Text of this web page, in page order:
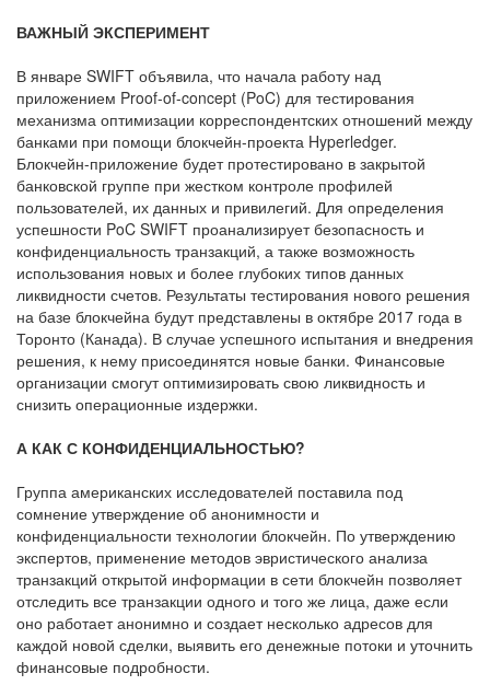
ВАЖНЫЙ ЭКСПЕРИМЕНТ
В январе SWIFT объявила, что начала работу над
приложением Proof-of-concept (PoC) для тестирования
механизма оптимизации корреспондентских отношений между
банками при помощи блокчейн-проекта Hyperledger.
Блокчейн-приложение будет протестировано в закрытой
банковской группе при жестком контроле профилей
пользователей, их данных и привилегий. Для определения
успешности PoC SWIFT проанализирует безопасность и
конфиденциальность транзакций, а также возможность
использования новых и более глубоких типов данных
ликвидности счетов. Результаты тестирования нового решения
на базе блокчейна будут представлены в октябре 2017 года в
Торонто (Канада). В случае успешного испытания и внедрения
решения, к нему присоединятся новые банки. Финансовые
организации смогут оптимизировать свою ликвидность и
снизить операционные издержки.
А КАК С КОНФИДЕНЦИАЛЬНОСТЬЮ?
Группа американских исследователей поставила под
сомнение утверждение об анонимности и
конфиденциальности технологии блокчейн. По утверждению
экспертов, применение методов эвристического анализа
транзакций открытой информации в сети блокчейн позволяет
отследить все транзакции одного и того же лица, даже если
оно работает анонимно и создает несколько адресов для
каждой новой сделки, выявить его денежные потоки и уточнить
финансовые подробности.